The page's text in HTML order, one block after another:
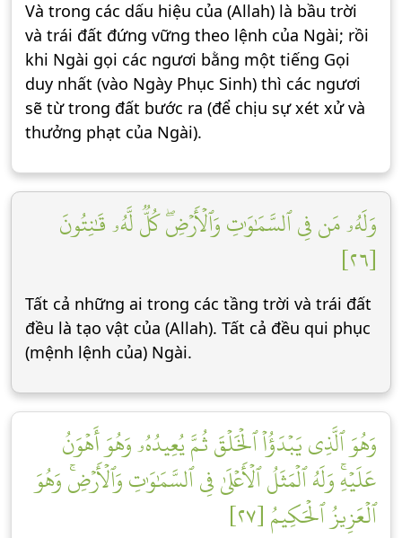
Và trong các dấu hiệu của (Allah) là bầu trời
và trái đất đứng vững theo lệnh của Ngài; rồi
khi Ngài gọi các ngươi bằng một tiếng Gọi
duy nhất (vào Ngày Phục Sinh) thì các ngươi
sẽ từ trong đất bước ra (để chịu sự xét xử và
thưởng phạt của Ngài).
وَلَهُۥ مَن فِي ٱلسَّمَٰوَٰتِ وَٱلۡأَرۡضِۖ كُلّٞ لَّهُۥ قَٰنِتُونَ
[٢٦]
Tất cả những ai trong các tầng trời và trái đất
đều là tạo vật của (Allah). Tất cả đều qui phục
(mệnh lệnh của) Ngài.
وَهُوَ ٱلَّذِي يَبۡدَؤُاْ ٱلۡخَلۡقَ ثُمَّ يُعِيدُهُۥ وَهُوَ أَهۡوَنُ
عَلَيۡهِۚ وَلَهُ ٱلۡمَثَلُ ٱلۡأَعۡلَىٰ فِي ٱلسَّمَٰوَٰتِ وَٱلۡأَرۡضِۚ وَهُوَ
ٱلۡعَزِيزُ ٱلۡحَكِيمُ [٢٧]